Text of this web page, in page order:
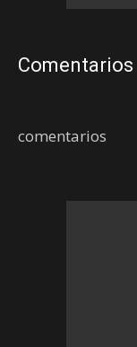
Comentarios
comentarios